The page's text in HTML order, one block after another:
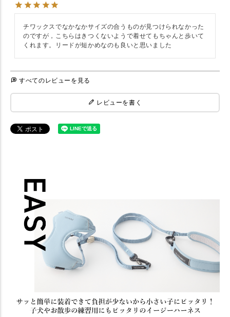
チワックスでなかなかサイズの合うものが見つけられなかった
のですが，こちらはきつくないようで着せてもちゃんと歩いて
くれます。リードが短かめなのも良いと思いました
すべてのレビューを見る
レビューを書く